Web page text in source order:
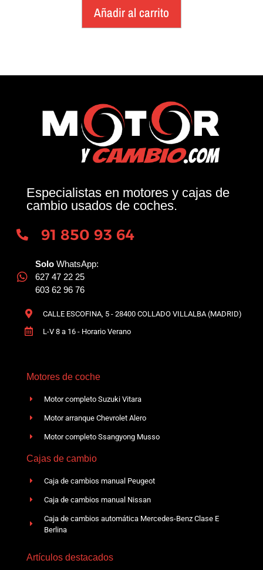
Añadir al carrito
Especialistas en motores y cajas de
cambio usados de coches.
91 850 93 64
Solo WhatsApp:
627 47 22 25
603 62 96 76
CALLE ESCOFINA, 5 - 28400 COLLADO VILLALBA (MADRID)
L-V 8 a 16 - Horario Verano
Motores de coche
Motor completo Suzuki Vitara
Motor arranque Chevrolet Alero
Motor completo Ssangyong Musso
Cajas de cambio
Caja de cambios manual Peugeot
Caja de cambios manual Nissan
Caja de cambios automática Mercedes-Benz Clase E
Berlina
Artículos destacados